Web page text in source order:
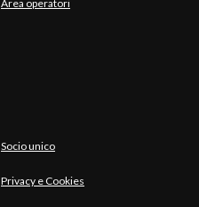
Area operatori
Socio unico
Privacy e Cookies